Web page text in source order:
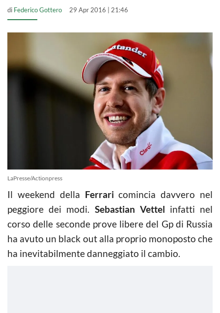
di Federico Gottero 29 Apr 2016 | 21:46
LaPresse/Actionpress
Il weekend della Ferrari comincia davvero nel
peggiore dei modi. Sebastian Vettel infatti nel
corso delle seconde prove libere del Gp di Russia
ha avuto un black out alla proprio monoposto che
ha inevitabilmente danneggiato il cambio.